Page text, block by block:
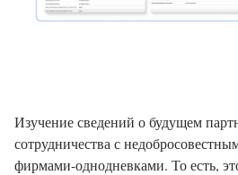
Изучение сведений о будущем
сотрудничества с
фирмами-однодневками. То есть,